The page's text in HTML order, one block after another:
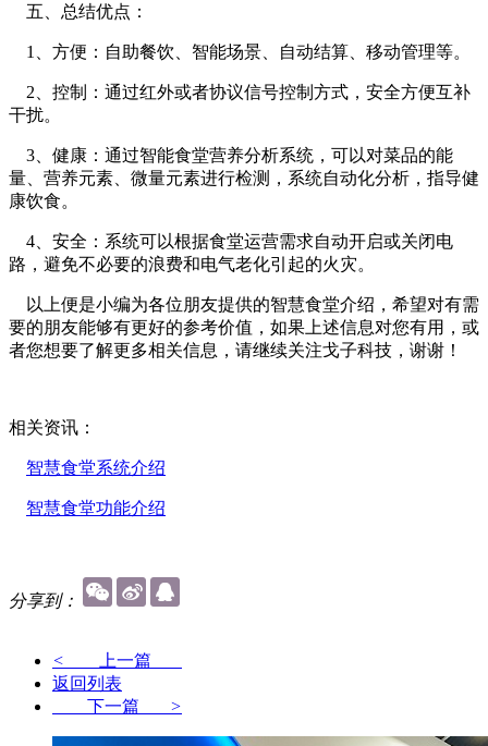
五、总结优点：
1、方便：自助餐饮、智能场景、自动结算、移动管理等。
2、控制：通过红外或者协议信号控制方式，安全方便互补
干扰。
3、健康：通过智能食堂营养分析系统，可以对菜品的能
量、营养元素、微量元素进行检测，系统自动化分析，指导健
康饮食。
4、安全：系统可以根据食堂运营需求自动开启或关闭电
路，避免不必要的浪费和电气老化引起的火灾。
以上便是小编为各位朋友提供的智慧食堂介绍，希望对有需
要的朋友能够有更好的参考价值，如果上述信息对您有用，或
者您想要了解更多相关信息，请继续关注戈子科技，谢谢！
相关资讯：
智慧食堂系统介绍
智慧食堂功能介绍
分享到：
< 上一篇
返回列表
下一篇 >